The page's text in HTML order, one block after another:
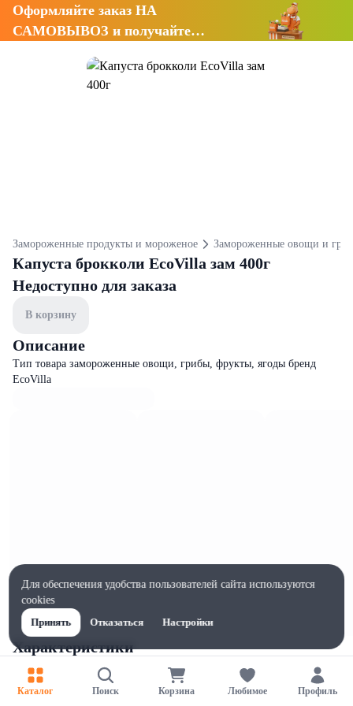
Оформляйте заказ НА
САМОВЫВОЗ и получайте
Замороженные продукты и мороженое Замороженные овощи и
Капуста брокколи EcoVilla зам 400г
Недоступно для заказа
В корзину
Описание
Тип товара замороженные овощи, грибы, фрукты, ягоды бренд
EcoVilla
Характеристики
Ширина, мм
160
Каталог Поиск Корзина Любимое Профиль
Для обеспечения удобства пользователей сайта используются
cookies
Принять
Отказаться Настройки